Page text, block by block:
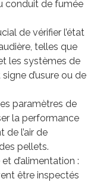
conduit de fumée
de vérifier l’état
telles que
les systèmes de
d’usure ou de
paramètres de
la performance
de l’air de
pellets.
d’alimentation :
être inspectés